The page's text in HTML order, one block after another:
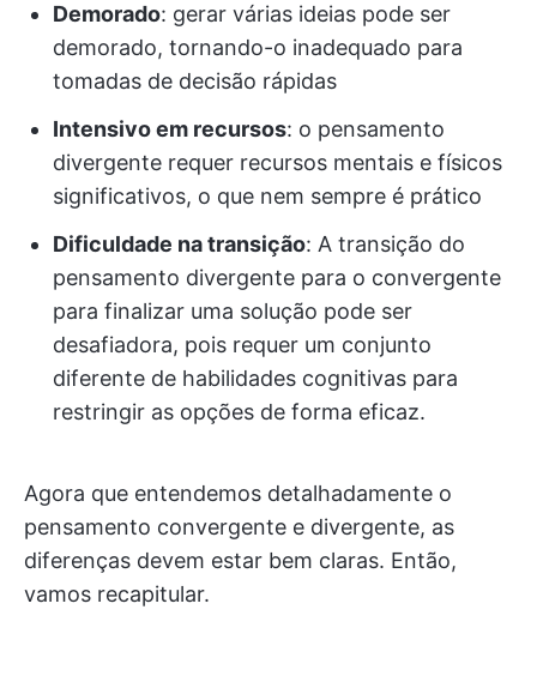
Demorado: gerar várias ideias pode ser
demorado, tornando-o inadequado para
tomadas de decisão rápidas
Intensivo em recursos: o pensamento
divergente requer recursos mentais e físicos
significativos, o que nem sempre é prático
Dificuldade na transição: A transição do
pensamento divergente para o convergente
para finalizar uma solução pode ser
desafiadora, pois requer um conjunto
diferente de habilidades cognitivas para
restringir as opções de forma eficaz.
Agora que entendemos detalhadamente o
pensamento convergente e divergente, as
diferenças devem estar bem claras. Então,
vamos recapitular.